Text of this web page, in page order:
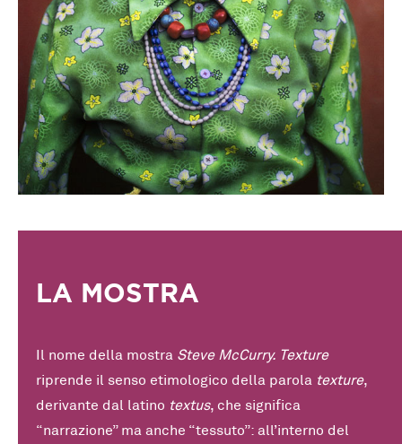
LA MOSTRA
Il nome della mostra Steve McCurry. Texture
riprende il senso etimologico della parola texture,
derivante dal latino textus, che significa
“narrazione” ma anche “tessuto”: all’interno del